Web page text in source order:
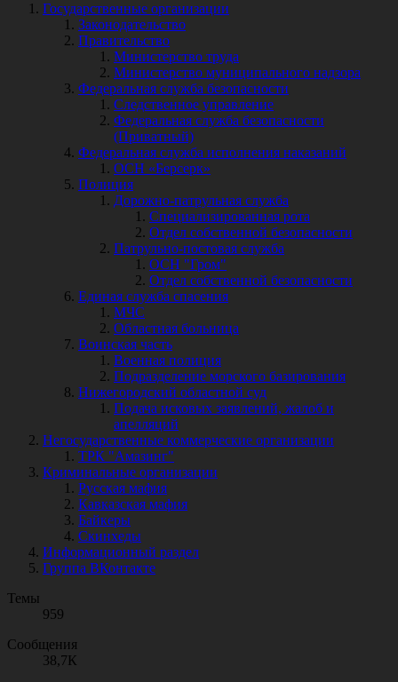
Государственные организации
Законодательство
Правительство
Министерство труда
Министерство муниципального надзора
Федеральная служба безопасности
Следственное управление
Федеральная служба безопасности
(Приватный)
Федеральная служба исполнения наказаний
ОСН «Берсерк»
Полиция
Дорожно-патрульная служба
Специализированная рота
Отдел собственной безопасности
Патрульно-постовая служба
ОСН "Гром"
Отдел собственной безопасности
Единая служба спасения
МЧС
Областная больница
Воинская часть
Военная полиция
Подразделение морского базирования
Нижегородский областной суд
Подача исковых заявлений, жалоб и
апелляций
Негосударственные коммерческие организации
ТРК "Амазинг"
Криминальные организации
Русская мафия
Кавказская мафия
Байкеры
Скинхеды
Информационный раздел
Группа ВКонтакте
Темы
959
Сообщения
38,7К